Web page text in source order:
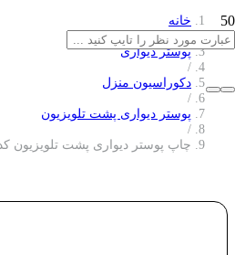
خانه
/
پوستر دیواری
/
دکوراسیون منزل
/
پوستر دیواری پشت تلویزیون
/
چاپ پوستر دیواری پشت تلویزیون کد